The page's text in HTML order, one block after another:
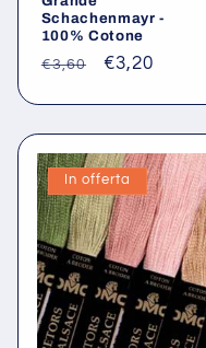
Schachenmayr -
100% Cotone
Prezzo
€3,60
Prezzo
€3,20
In offerta